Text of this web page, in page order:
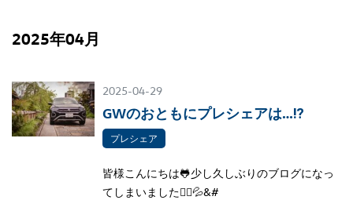
2025年04月
2025-04-29
GWのおともにプレシェアは…⁉️
プレシェア
皆様こんにちは🐸少し久しぶりのブログになっ
てしまいました🙇‍♀️💦&#